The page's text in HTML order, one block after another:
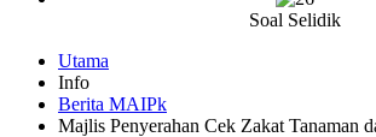
Soal Selidik
Utama
Info
Berita MAIPk
Majlis Penyerahan Cek Zakat Tanaman